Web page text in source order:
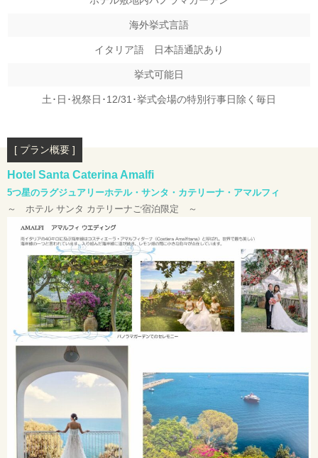
海外挙式言語
イタリア語 日本語通訳あり
挙式可能日
土･日･祝祭日･12/31･挙式会場の特別行事日除く毎日
[ プラン概要 ]
Hotel Santa Caterina Amalfi
5つ星のラグジュアリーホテル・サンタ・カテリーナ・アマルフィ
～ ホテル サンタ カテリーナご宿泊限定 ～